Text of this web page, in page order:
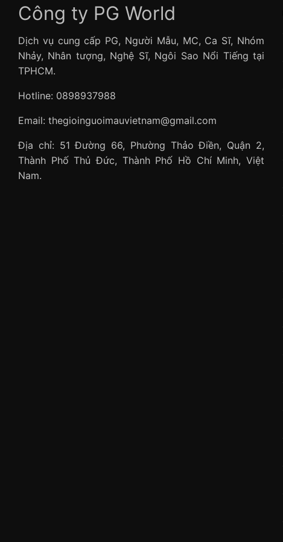
Công ty PG World
Dịch vụ cung cấp PG, Người Mẫu, MC, Ca Sĩ, Nhóm
Nhảy, Nhân tượng, Nghệ Sĩ, Ngôi Sao Nổi Tiếng tại
TPHCM.
Hotline: 0898937988
Email: thegioinguoimauvietnam@gmail.com
Địa chỉ: 51 Đường 66, Phường Thảo Điền, Quận 2,
Thành Phố Thủ Đức, Thành Phố Hồ Chí Minh, Việt
Nam.